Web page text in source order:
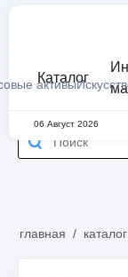
активы
Каталог
06 Август 2026
главная / каталог